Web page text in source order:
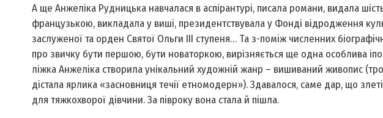
А ще Анжеліка Рудницька навчалася в аспірантурі, писала романи, видала
французькою, викладала у виші, президентствувала у Фонді відродження
заслуженої та орден Святої Ольги ІІІ ступеня… Та з-поміж численних
про звичку бути першою, бути новаторкою, вирізняється ще одна особлива
ліжка Анжеліка створила унікальний художній жанр – вишиваний живопис
дістала ярлика «засновниця течії етномодерн»). Здавалося, саме дар, що
для тяжкохворої дівчини. За півроку вона стала й пішла.